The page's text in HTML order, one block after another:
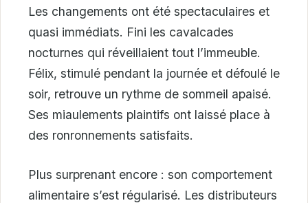
Les changements ont été spectaculaires et
quasi immédiats. Fini les cavalcades
nocturnes qui réveillaient tout l’immeuble.
Félix, stimulé pendant la journée et défoulé le
soir, retrouve un rythme de sommeil apaisé.
Ses miaulements plaintifs ont laissé place à
des ronronnements satisfaits.
Plus surprenant encore : son comportement
alimentaire s’est régularisé. Les distributeurs